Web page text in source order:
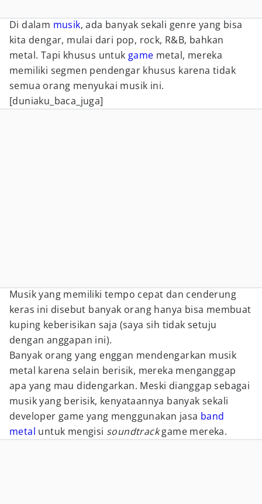
Di dalam musik, ada banyak sekali genre yang bisa
kita dengar, mulai dari pop, rock, R&B, bahkan
metal. Tapi khusus untuk game metal, mereka
memiliki segmen pendengar khusus karena tidak
semua orang menyukai musik ini.
[duniaku_baca_juga]
Musik yang memiliki tempo cepat dan cenderung
keras ini disebut banyak orang hanya bisa membuat
kuping keberisikan saja (saya sih tidak setuju
dengan anggapan ini).
Banyak orang yang enggan mendengarkan musik
metal karena selain berisik, mereka menganggap
apa yang mau didengarkan. Meski dianggap sebagai
musik yang berisik, kenyataannya banyak sekali
developer game yang menggunakan jasa band
metal untuk mengisi soundtrackgame mereka.